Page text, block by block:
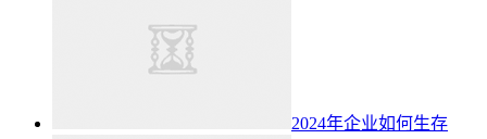
2024年企业如何生存